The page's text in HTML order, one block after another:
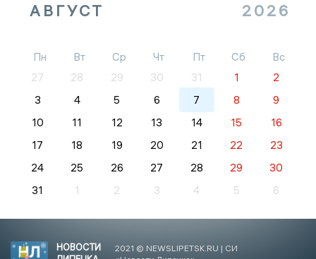
АВГУСТ 2026
Пн Вт Ср Чт Пт Сб
Вс
27
28 29 30 31 1
2
3
4 5 6 7 8
9
10
11 12 13 14 15
16
17
18 19 20 21 22
23
24
25 26 27 28 29
30
31
1 2 3 4 5 6
НОВОСТИ
2021 © NEWSLIPETSK.RU | СИ